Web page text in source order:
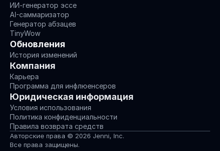
ИИ-генератор эссе
AI-саммаризатор
Генератор абзацев
TinyWow
Обновления
История изменений
Компания
Карьера
Программа для инфлюенсеров
Юридическая информация
Условия использования
Политика конфиденциальности
Правила возврата средств
Авторские права © 2026 Jenni, Inc.
Все права защищены.